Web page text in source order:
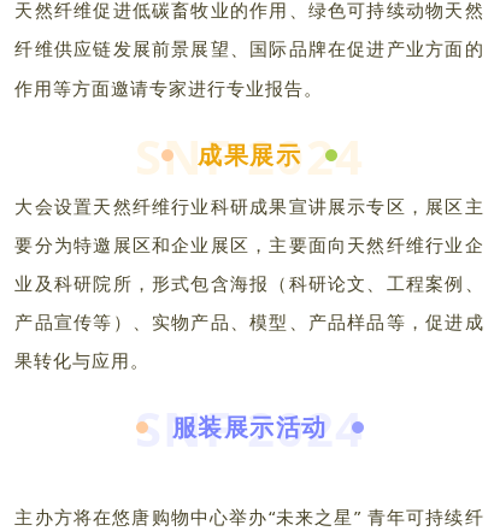
天然纤维促进低碳畜牧业的作用、绿色可持续动物天然
纤维供应链发展前景展望、国际品牌在促进产业方面的
作用等方面邀请专家进行专业报告。
SNF 2024
成果展示
大会设置天然纤维行业科研成果宣讲展示专区，展区主
要分为特邀展区和企业展区，主要面向天然纤维行业企
业及科研院所，形式包含海报（科研论文、工程案例、
产品宣传等）、实物产品、模型、产品样品等，促进成
果转化与应用。
SNF 2024
服装展示活动
主办方将在悠唐购物中心举办“未来之星” 青年可持续纤